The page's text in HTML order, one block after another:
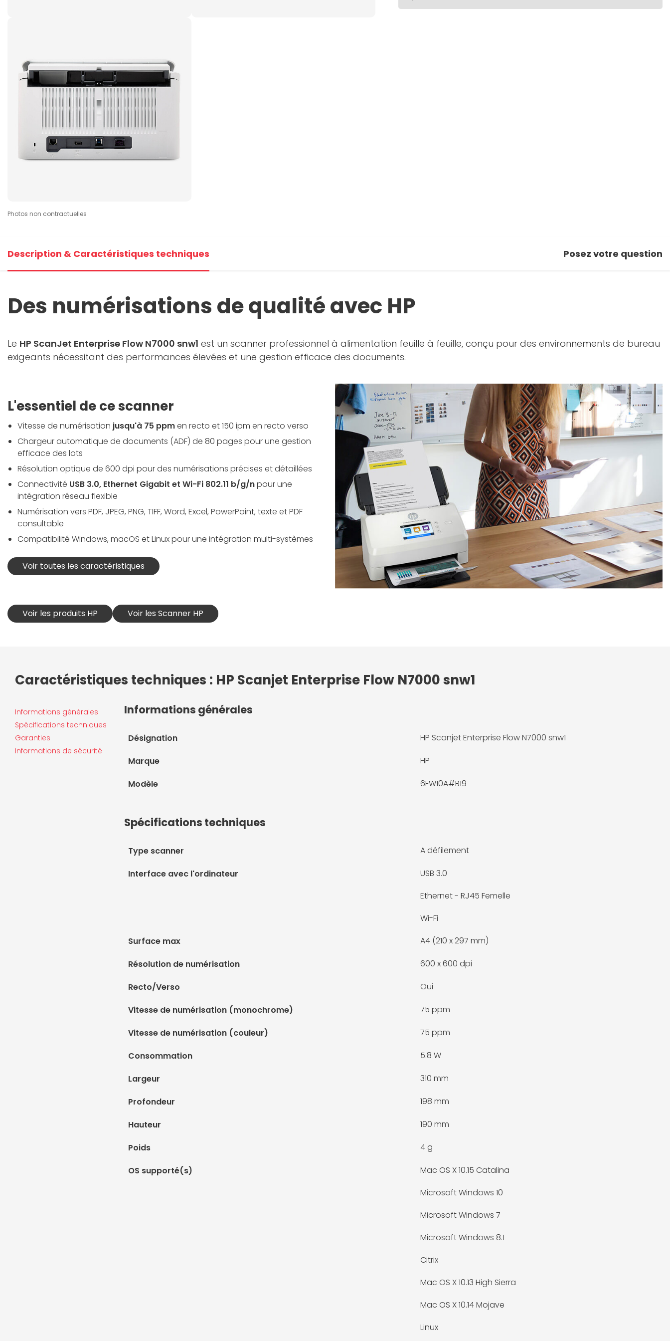
Photos non contractuelles
Description & Caractéristiques techniques Posez votre question
Des numérisations de qualité avec HP
Le HP ScanJet Enterprise Flow N7000 snw1 est un scanner professionnel à alimentation feuille à feuille, conçu pour des environnements de bureau
exigeants nécessitant des performances élevées et une gestion efficace des documents.
L'essentiel de ce scanner
Vitesse de numérisation jusqu'à 75 ppmen recto et 150 ipm en recto verso
Chargeur automatique de documents (ADF) de 80 pages pour une gestion
efficace des lots
Résolution optique de 600 dpi pour des numérisations précises et détaillées
Connectivité USB 3.0, Ethernet Gigabit et Wi-Fi 802.11 b/g/npour une
intégration réseau flexible
Numérisation vers PDF, JPEG, PNG, TIFF, Word, Excel, PowerPoint, texte et PDF
consultable
Compatibilité Windows, macOS et Linux pour une intégration multi-systèmes
Voir toutes les caractéristiques
Voir les produits HP Voir les Scanner HP
Caractéristiques techniques : HP Scanjet Enterprise Flow N7000 snw1
Informations générales
Spécifications techniques
Garanties
Informations de sécurité
Informations générales
Désignation HP Scanjet Enterprise Flow N7000 snw1
Marque HP
Modèle 6FW10A#B19
Spécifications techniques
Type scanner A défilement
Interface avec l'ordinateur
USB 3.0
Ethernet - RJ45 Femelle
Wi-Fi
Surface max
A4 (210 x 297 mm)
Résolution de numérisation 600 x 600 dpi
Recto/Verso Oui
Vitesse de numérisation (monochrome) 75 ppm
Vitesse de numérisation (couleur) 75 ppm
Consommation 5.8 W
Largeur 310 mm
Profondeur 198 mm
Hauteur 190 mm
Poids 4 g
OS supporté(s)
Mac OS X 10.15 Catalina
Microsoft Windows 10
Microsoft Windows 7
Microsoft Windows 8.1
Citrix
Mac OS X 10.13 High Sierra
Mac OS X 10.14 Mojave
Linux